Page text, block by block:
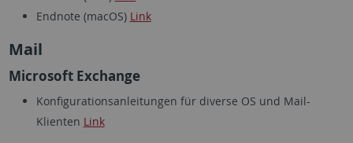
Endnote (macOS) Link
Mail
Microsoft Exchange
Konfigurationsanleitungen für diverse OS und Mail-
Klienten Link